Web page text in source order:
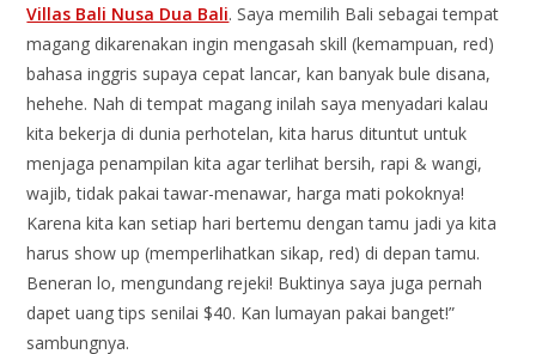
Villas Bali Nusa Dua Bali. Saya memilih Bali sebagai tempat
magang dikarenakan ingin mengasah skill (kemampuan, red)
bahasa inggris supaya cepat lancar, kan banyak bule disana,
hehehe. Nah di tempat magang inilah saya menyadari kalau
kita bekerja di dunia perhotelan, kita harus dituntut untuk
menjaga penampilan kita agar terlihat bersih, rapi & wangi,
wajib, tidak pakai tawar-menawar, harga mati pokoknya!
Karena kita kan setiap hari bertemu dengan tamu jadi ya kita
harus show up (memperlihatkan sikap, red) di depan tamu.
Beneran lo, mengundang rejeki! Buktinya saya juga pernah
dapet uang tips senilai $40. Kan lumayan pakai banget!”
sambungnya.